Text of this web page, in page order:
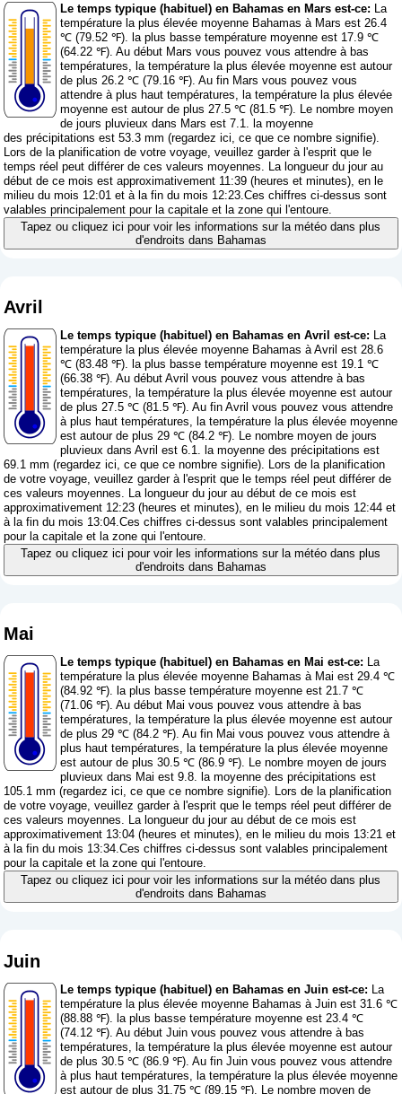
Le temps typique (habituel) en Bahamas en Mars est-ce: La
température la plus élevée moyenne Bahamas à Mars est 26.4
℃ (79.52 ℉). la plus basse température moyenne est 17.9 ℃
(64.22 ℉). Au début Mars vous pouvez vous attendre à bas
températures, la température la plus élevée moyenne est autour
de plus 26.2 ℃ (79.16 ℉). Au fin Mars vous pouvez vous
attendre à plus haut températures, la température la plus élevée
moyenne est autour de plus 27.5 ℃ (81.5 ℉). Le nombre moyen
de jours pluvieux dans Mars est 7.1. la moyenne
des précipitations est 53.3 mm (regardez ici, ce que ce nombre signifie).
Lors de la planification de votre voyage, veuillez garder à l'esprit que le
temps réel peut différer de ces valeurs moyennes. La longueur du jour au
début de ce mois est approximativement 11:39 (heures et minutes), en le
milieu du mois 12:01 et à la fin du mois 12:23.Ces chiffres ci-dessus sont
valables principalement pour la capitale et la zone qui l'entoure.
Tapez ou cliquez ici pour voir les informations sur la météo dans plus
d'endroits dans Bahamas
Avril
Le temps typique (habituel) en Bahamas en Avril est-ce: La
température la plus élevée moyenne Bahamas à Avril est 28.6
℃ (83.48 ℉). la plus basse température moyenne est 19.1 ℃
(66.38 ℉). Au début Avril vous pouvez vous attendre à bas
températures, la température la plus élevée moyenne est autour
de plus 27.5 ℃ (81.5 ℉). Au fin Avril vous pouvez vous attendre
à plus haut températures, la température la plus élevée moyenne
est autour de plus 29 ℃ (84.2 ℉). Le nombre moyen de jours
pluvieux dans Avril est 6.1. la moyenne des précipitations est
69.1 mm (regardez ici, ce que ce nombre signifie). Lors de la planification
de votre voyage, veuillez garder à l'esprit que le temps réel peut différer de
ces valeurs moyennes. La longueur du jour au début de ce mois est
approximativement 12:23 (heures et minutes), en le milieu du mois 12:44 et
à la fin du mois 13:04.Ces chiffres ci-dessus sont valables principalement
pour la capitale et la zone qui l'entoure.
Tapez ou cliquez ici pour voir les informations sur la météo dans plus
d'endroits dans Bahamas
Mai
Le temps typique (habituel) en Bahamas en Mai est-ce: La
température la plus élevée moyenne Bahamas à Mai est 29.4 ℃
(84.92 ℉). la plus basse température moyenne est 21.7 ℃
(71.06 ℉). Au début Mai vous pouvez vous attendre à bas
températures, la température la plus élevée moyenne est autour
de plus 29 ℃ (84.2 ℉). Au fin Mai vous pouvez vous attendre à
plus haut températures, la température la plus élevée moyenne
est autour de plus 30.5 ℃ (86.9 ℉). Le nombre moyen de jours
pluvieux dans Mai est 9.8. la moyenne des précipitations est
105.1 mm (regardez ici, ce que ce nombre signifie). Lors de la planification
de votre voyage, veuillez garder à l'esprit que le temps réel peut différer de
ces valeurs moyennes. La longueur du jour au début de ce mois est
approximativement 13:04 (heures et minutes), en le milieu du mois 13:21 et
à la fin du mois 13:34.Ces chiffres ci-dessus sont valables principalement
pour la capitale et la zone qui l'entoure.
Tapez ou cliquez ici pour voir les informations sur la météo dans plus
d'endroits dans Bahamas
Juin
Le temps typique (habituel) en Bahamas en Juin est-ce: La
température la plus élevée moyenne Bahamas à Juin est 31.6 ℃
(88.88 ℉). la plus basse température moyenne est 23.4 ℃
(74.12 ℉). Au début Juin vous pouvez vous attendre à bas
températures, la température la plus élevée moyenne est autour
de plus 30.5 ℃ (86.9 ℉). Au fin Juin vous pouvez vous attendre
à plus haut températures, la température la plus élevée moyenne
est autour de plus 31.75 ℃ (89.15 ℉). Le nombre moyen de